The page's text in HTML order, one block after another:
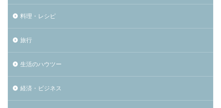
料理・レシピ
旅行
生活のハウツー
経済・ビジネス